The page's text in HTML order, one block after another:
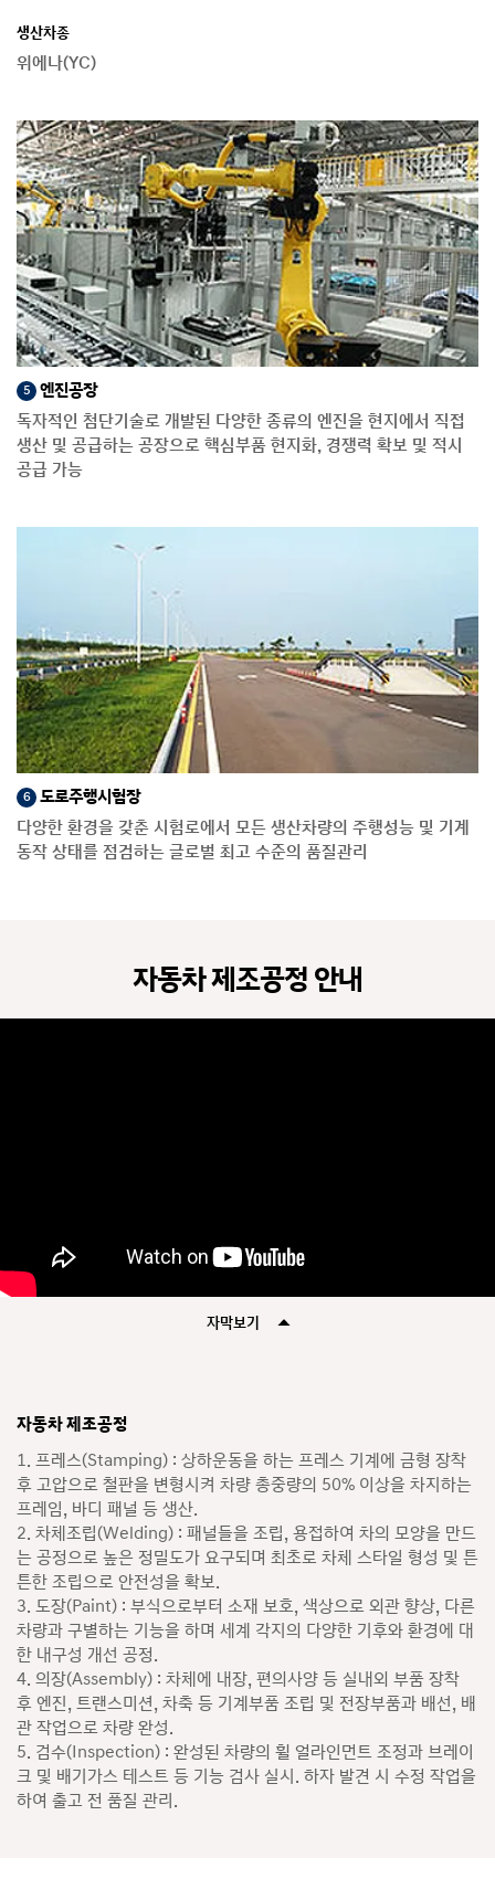
생산차종
위에나(YC)
5
엔진공장
독자적인 첨단기술로 개발된 다양한 종류의 엔진을 현지에서 직접
생산 및 공급하는 공장으로 핵심부품 현지화, 경쟁력 확보 및 적시
공급 가능
6
도로주행시험장
다양한 환경을 갖춘 시험로에서 모든 생산차량의 주행성능 및 기계
동작 상태를 점검하는 글로벌 최고 수준의 품질관리
자동차 제조공정 안내
자막보기
자동차 제조공정
1. 프레스(Stamping) : 상하운동을 하는 프레스 기계에 금형 장착
후 고압으로 철판을 변형시켜 차량 총중량의 50% 이상을 차지하는
프레임, 바디 패널 등 생산.
2. 차체조립(Welding) : 패널들을 조립, 용접하여 차의 모양을 만드
는 공정으로 높은 정밀도가 요구되며 최초로 차체 스타일 형성 및 튼
튼한 조립으로 안전성을 확보.
3. 도장(Paint) : 부식으로부터 소재 보호, 색상으로 외관 향상, 다른
차량과 구별하는 기능을 하며 세계 각지의 다양한 기후와 환경에 대
한 내구성 개선 공정.
4. 의장(Assembly) : 차체에 내장, 편의사양 등 실내외 부품 장착
후 엔진, 트랜스미션, 차축 등 기계부품 조립 및 전장부품과 배선, 배
관 작업으로 차량 완성.
5. 검수(Inspection) : 완성된 차량의 휠 얼라인먼트 조정과 브레이
크 및 배기가스 테스트 등 기능 검사 실시. 하자 발견 시 수정 작업을
하여 출고 전 품질 관리.